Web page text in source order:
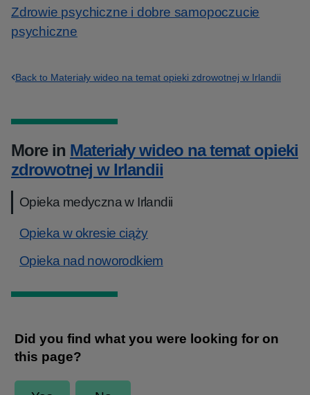
Zdrowie psychiczne i dobre samopoczucie
psychiczne
Back to Materiały wideo na temat opieki zdrowotnej w Irlandii
More in Materiały wideo na temat opieki
zdrowotnej w Irlandii
Opieka medyczna w Irlandii
Opieka w okresie ciąży
Opieka nad noworodkiem